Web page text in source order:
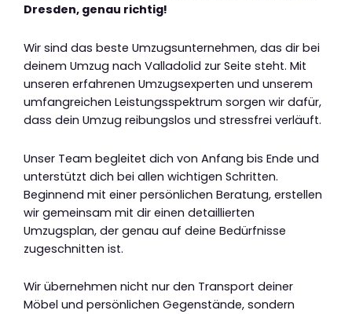
Dresden, genau richtig!
Wir sind das beste Umzugsunternehmen, das dir bei
deinem Umzug nach Valladolid zur Seite steht. Mit
unseren erfahrenen Umzugsexperten und unserem
umfangreichen Leistungsspektrum sorgen wir dafür,
dass dein Umzug reibungslos und stressfrei verläuft.
Unser Team begleitet dich von Anfang bis Ende und
unterstützt dich bei allen wichtigen Schritten.
Beginnend mit einer persönlichen Beratung, erstellen
wir gemeinsam mit dir einen detaillierten
Umzugsplan, der genau auf deine Bedürfnisse
zugeschnitten ist.
Wir übernehmen nicht nur den Transport deiner
Möbel und persönlichen Gegenstände, sondern